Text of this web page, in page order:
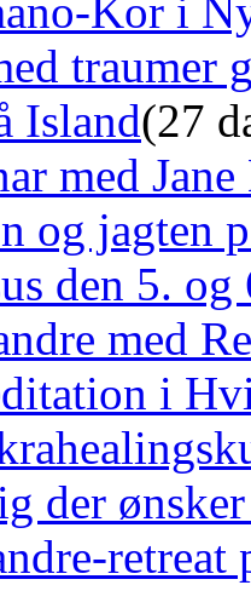
Kor i
traumer
Island(27
med
og jagten
den 5.
med
i
der
retreat